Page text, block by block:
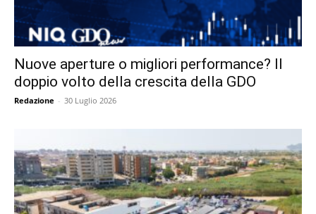
Nuove aperture o migliori performance? Il
doppio volto della crescita della GDO
Redazione - 30 Luglio 2026